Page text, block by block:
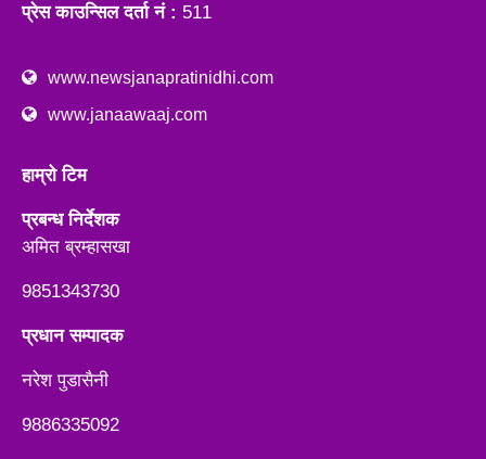
प्रेस काउन्सिल दर्ता नं : 511
www.newsjanapratinidhi.com
www.janaawaaj.com
हाम्रो टिम
प्रबन्ध निर्देशक
अमित ब्रम्हासखा
9851343730
प्रधान सम्पादक
नरेश पुडासैनी
9886335092